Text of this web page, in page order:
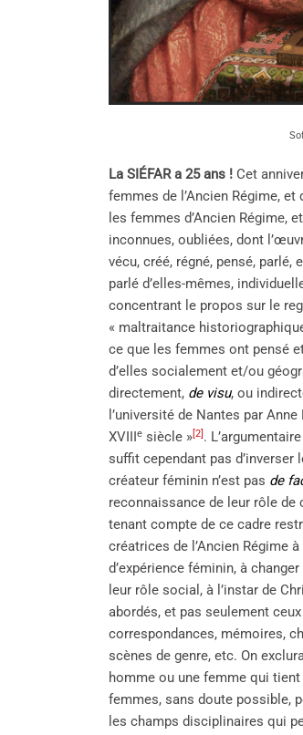
La SIÉFAR a 25 ans ! Cet
femmes de l’Ancien Régime,
les femmes d’Ancien Régime,
inconnues, oubliées, dont
vécu, créé, régné, pensé,
parlé d’elles-mêmes,
concentrant le propos sur le
« maltraitance
ce que les femmes ont pensé
d’elles socialement et/ou
directement, de visu, ou
l’université de Nantes par
XVIII
e siècle »[2] .
suffit cependant pas
créateur féminin n’est pas de
reconnaissance de leur rôle
tenant compte de ce cadre
créatrices de l’Ancien Régime
d’expérience féminin, à
leur rôle social, à l’instar de
abordés, et pas seulement
correspondances, mémoires,
scènes de genre, etc. On
homme ou une femme qui
femmes, sans doute possible,
les champs disciplinaires qui